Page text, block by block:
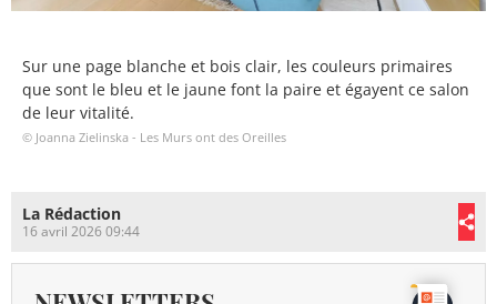
Sur une page blanche et bois clair, les couleurs primaires
que sont le bleu et le jaune font la paire et égayent ce salon
de leur vitalité.
© Joanna Zielinska - Les Murs ont des Oreilles
La Rédaction
16 avril 2026 09:44